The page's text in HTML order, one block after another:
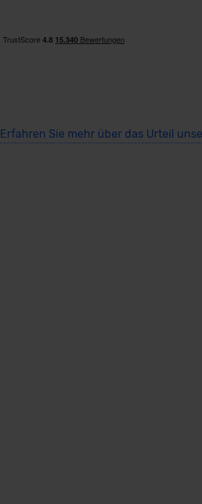
Erfahren Sie mehr über das Urteil